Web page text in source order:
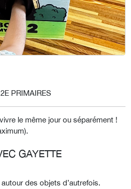
PRIMAIRES
le même jour ou séparément !
GAYETTE
des objets d’autrefois.